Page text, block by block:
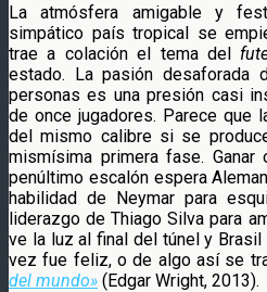
La atmósfera amigable y
simpático país tropical se
trae a colación el tema del
estado. La pasión desaforada
personas es una presión casi
de once jugadores. Parece que
del mismo calibre si se
mismísima primera fase. Ganar
penúltimo escalón espera
habilidad de Neymar para
liderazgo de Thiago Silva para
ve la luz al final del túnel y
vez fue feliz, o de algo así se
del mundo» (Edgar Wright, 2013).